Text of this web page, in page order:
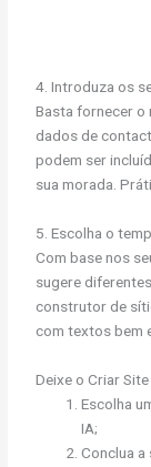
4. Introduza os
Basta fornecer o
dados de
podem ser
sua morada.
5. Escolha o
Com base nos
sugere
construtor de
com textos bem
Deixe o Criar
Escolha
IA;
Conclua a